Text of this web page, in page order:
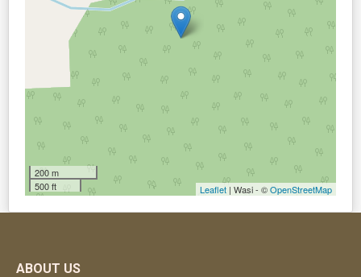
200 m
500 ft
Leaflet | Wasi - ©OpenStreetMap
ABOUT US